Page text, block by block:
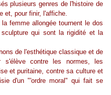
plusieurs genres de l'histoire de
et, pour finir, l'affiche.
femme allongée tournent le dos
qui sont la rigidité et la
de l'esthétique classique et de
s'élève contre les normes, les
et puritaine, contre sa culture et
d'un "'ordre moral" qui fait se